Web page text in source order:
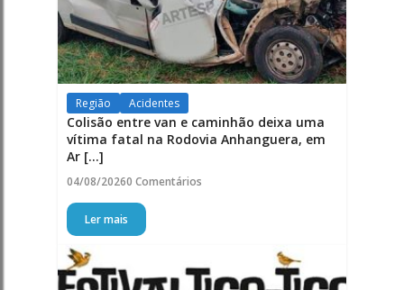
Região Acidentes
Colisão entre van e caminhão deixa uma
vítima fatal na Rodovia Anhanguera, em
Ar [...]
04/08/20260 Comentários
Ler mais